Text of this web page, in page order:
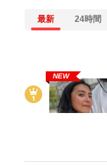
最新 24時間
NEW